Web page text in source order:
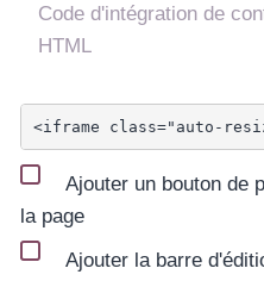
Code d'intégration de
HTML
Ajouter un bouton de
la page
Ajouter la barre